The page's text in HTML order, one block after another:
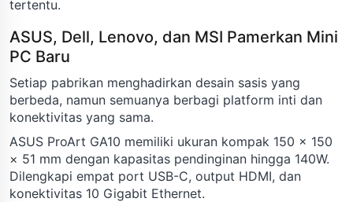
tertentu.
ASUS, Dell, Lenovo, dan MSI Pamerkan Mini
PC Baru
Setiap pabrikan menghadirkan desain sasis yang
berbeda, namun semuanya berbagi platform inti dan
konektivitas yang sama.
ASUS ProArt GA10 memiliki ukuran kompak 150 × 150
× 51 mm dengan kapasitas pendinginan hingga 140W.
Dilengkapi empat port USB-C, output HDMI, dan
konektivitas 10 Gigabit Ethernet.